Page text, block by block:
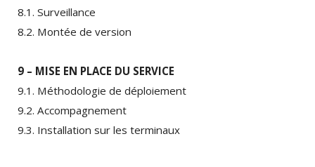
8.1. Surveillance
8.2. Montée de version
9 – MISE EN PLACE DU SERVICE
9.1. Méthodologie de déploiement
9.2. Accompagnement
9.3. Installation sur les terminaux